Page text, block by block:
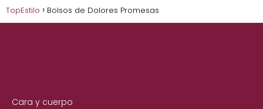
TopEstilo Bolsos de Dolores Promesas
Cara y cuerpo